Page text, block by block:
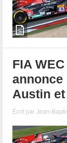
FIA
annonce
Austin
Écrit parJean-